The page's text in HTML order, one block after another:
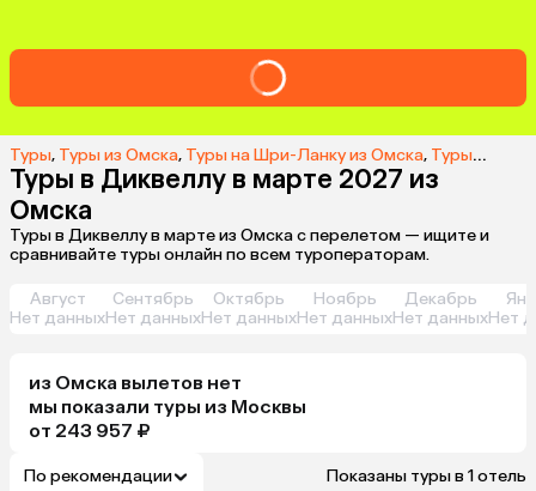
Туры, Туры из Омска, Туры на Шри-Ланку из Омска, Туры в Диквеллу из Омска
Туры в Диквеллу в марте 2027 из
Омска
Туры в Диквеллу в марте из Омска с перелетом — ищите и
сравнивайте туры онлайн по всем туроператорам.
Август
Нет данных
Сентябрь
Нет данных
Октябрь
Нет данных
Ноябрь
Нет данных
Декабрь
Нет данныхНет
из Омска вылетов нет
мы показали туры из Москвы
от 243 957 ₽
По рекомендации Показаны туры в 1 отель